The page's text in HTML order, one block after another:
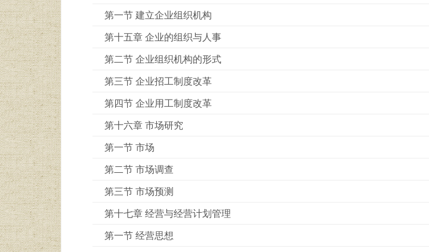
第一节 建立企业组织机构
第十五章 企业的组织与人事
第二节 企业组织机构的形式
第三节 企业招工制度改革
第四节 企业用工制度改革
第十六章 市场研究
第一节 市场
第二节 市场调查
第三节 市场预测
第十七章 经营与经营计划管理
第一节 经营思想